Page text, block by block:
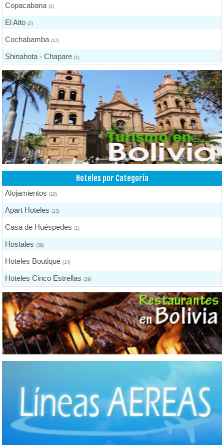
Copacabana(2)
El Alto(2)
Cochabamba(12)
Shinahota - Chapare(1)
Puerto Quijarro(2)
Santa Cruz de la Sierra(8)
Oruro(3)
Tarija (2)
Bermejo(1)
Yacuiba(4)
Sucre(2)
Potosí(4)
Uyuni(1)
Villazón(1)
Hoteles por Categoría
Alojamientos(10)
Apart Hoteles(13)
Casa de Huéspedes(1)
Hostales(39)
Hoteles Boutique(14)
Hoteles Cinco Estrellas(29)
Hoteles Cuatro Estrellas(27)
Hoteles Dos Estrellas(10)
Hoteles Tres Estrellas(70)
Hoteles Una Estrella(8)
Otros Hoteles